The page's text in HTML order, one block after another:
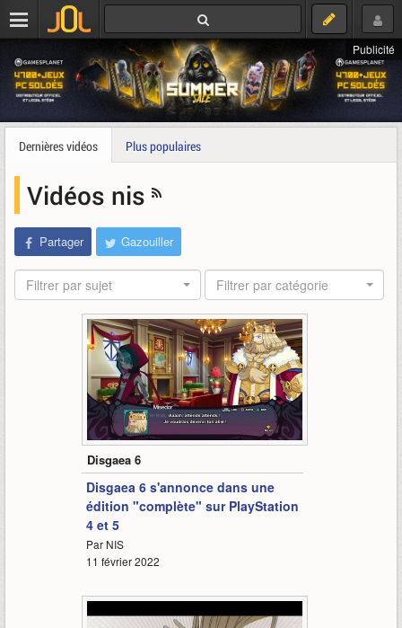
Publicité
Dernières vidéos Plus populaires
Vidéos nis
Partager Gazouiller
Filtrer par sujet Filtrer par catégorie
2:16
Disgaea 6
Disgaea 6 s'annonce dans une
édition "complète" sur PlayStation
4 et 5
Par NIS
11 février 2022